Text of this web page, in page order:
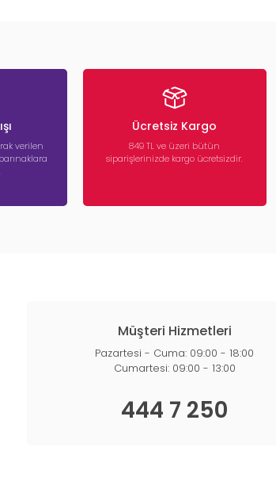
verilen
Ücretsiz Kargo
849 TL ve üzeri bütün
siparişlerinizde kargo ücretsizdir.
Müşteri Hizmetleri
Pazartesi - Cuma: 09:00 - 18:00
Cumartesi: 09:00 - 13:00
444 7 250